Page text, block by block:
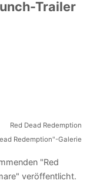
Trailer
Redemption"-Galerie
"Red
veröffentlicht.